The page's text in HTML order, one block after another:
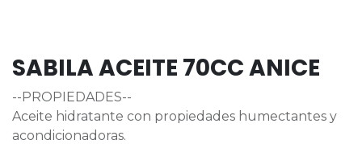
SABILA ACEITE 70CC ANICE
--PROPIEDADES--
Aceite hidratante con propiedades humectantes y
acondicionadoras.